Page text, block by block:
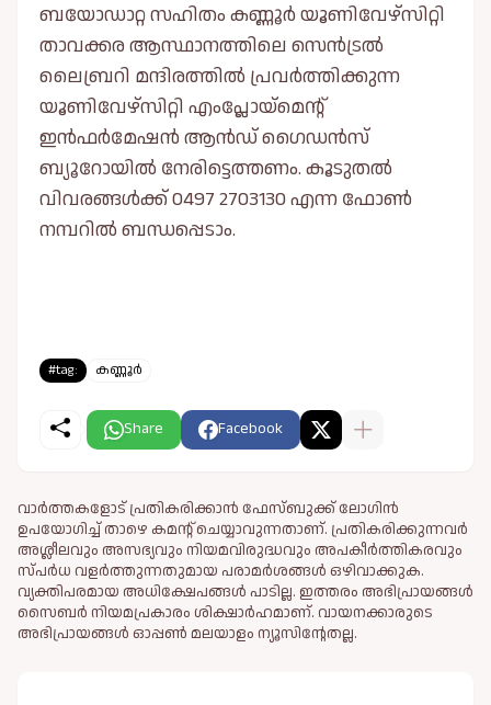
ബയോഡാറ്റ സഹിതം കണ്ണൂര്‍ യൂണിവേഴ്‌സിറ്റി
താവക്കര ആസ്ഥാനത്തിലെ സെന്‍ട്രല്‍
ലൈബ്രറി മന്ദിരത്തില്‍ പ്രവര്‍ത്തിക്കുന്ന
യൂണിവേഴ്‌സിറ്റി എംപ്ലോയ്മെന്റ്
ഇന്‍ഫര്‍മേഷന്‍ ആന്‍ഡ് ഗൈഡന്‍സ്
ബ്യൂറോയില്‍ നേരിട്ടെത്തണം. കൂടുതൽ
വിവരങ്ങൾക്ക് 0497 2703130 എന്ന ഫോൺ
നമ്പറിൽ ബന്ധപ്പെടാം.
#tag: കണ്ണൂർ
Share Facebook
വാർത്തകളോട് പ്രതികരിക്കാൻ ഫേസ്ബുക്ക് ലോഗിൻ
ഉപയോഗിച്ച് താഴെ കമന്റ് ചെയ്യാവുന്നതാണ്. പ്രതികരിക്കുന്നവര്‍
അശ്ലീലവും അസഭ്യവും നിയമവിരുദ്ധവും അപകീര്‍ത്തികരവും
സ്പര്‍ധ വളര്‍ത്തുന്നതുമായ പരാമര്‍ശങ്ങള്‍ ഒഴിവാക്കുക.
വ്യക്തിപരമായ അധിക്ഷേപങ്ങള്‍ പാടില്ല. ഇത്തരം അഭിപ്രായങ്ങള്‍
സൈബര്‍ നിയമപ്രകാരം ശിക്ഷാര്‍ഹമാണ്. വായനക്കാരുടെ
അഭിപ്രായങ്ങള്‍ ഓപ്പൺ മലയാളം ന്യൂസിന്റേതല്ല.